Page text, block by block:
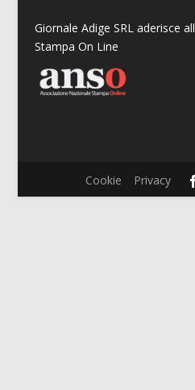
Giornale Adige SRL aderisce
Stampa On Line
Cookie Privacy